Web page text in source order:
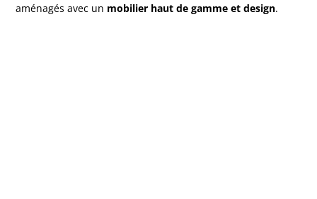
aménagés avec un mobilier haut de gamme et design.